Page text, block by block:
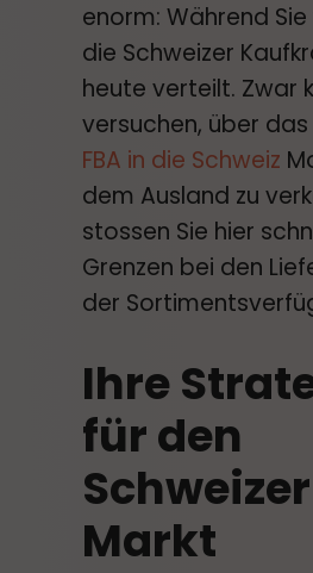
enorm: Während
die Schweizer
heute verteilt. Zwar
versuchen, über das
FBA in die Schweiz
dem Ausland zu
stossen Sie hier
Grenzen bei den
der
Ihre
für den
Schweizer
Markt